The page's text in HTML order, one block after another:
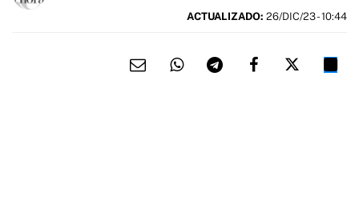
ACTUALIZADO: 26/DIC/23 - 10:44